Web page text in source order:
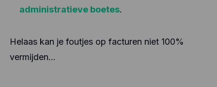
administratieve boetes.
Helaas kan je foutjes op facturen niet 100%
vermijden…